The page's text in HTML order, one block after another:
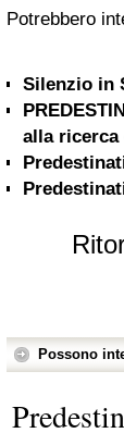
Potrebbero
Silenzio in
alla
Possono